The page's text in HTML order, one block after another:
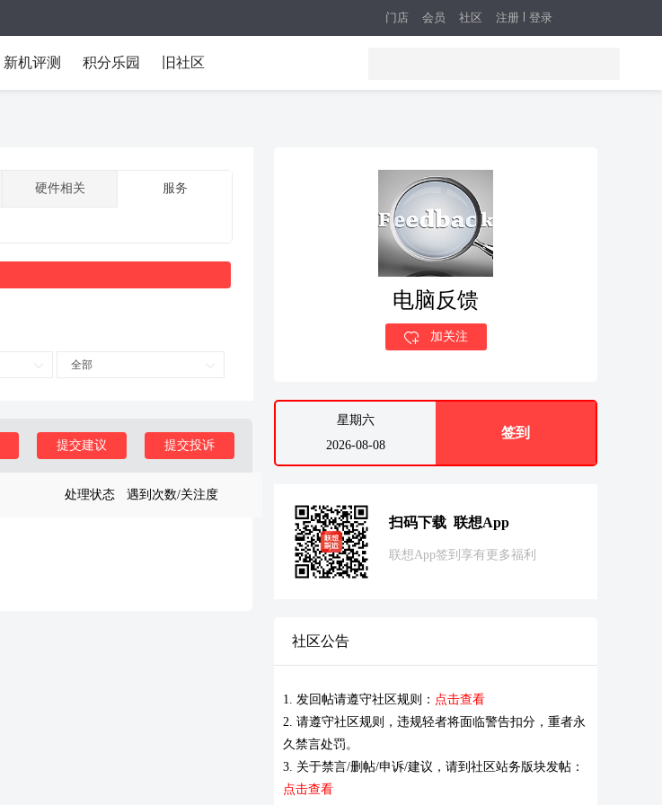
注册 登录
门店 会员 社区
新机评测 积分乐园 旧社区
硬件相关 服务
全部
提交投诉
提交建议
处理状态 遇到次数/关注度
电脑反馈
加关注
星期六
2026-08-08
签到
扫码下载 联想App
联想App签到享有更多福利
社区公告
1. 发回帖请遵守社区规则： 点击查看
2. 请遵守社区规则，违规轻者将面临警告扣分，重者永
久禁言处罚。
3. 关于禁言/删帖/申诉/建议，请到社区站务版块发帖：
点击查看